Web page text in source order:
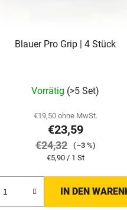
Blauer Pro Grip | 4 Stück
Vorrätig (>5 Set)
€19,50 ohne MwSt.
€23,59
€24,32
(–3 %)
Verkaufspreis:
€5,90 / 1 St
IN DEN